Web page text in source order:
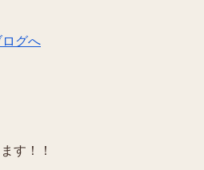
す！！